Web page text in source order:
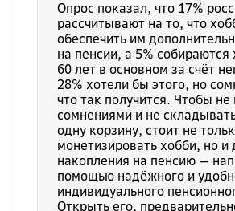
Опрос показал, что 17%
рассчитывают на то, что
обеспечить им
на пенсии, а 5% собираются
60 лет в основном за счёт
28% хотели бы этого, но
что так получится. Чтобы не
сомнениями и не
одну корзину, стоит не
монетизировать хобби, но и
накопления на пенсию —
помощью надёжного и
индивидуального
Открыть его,